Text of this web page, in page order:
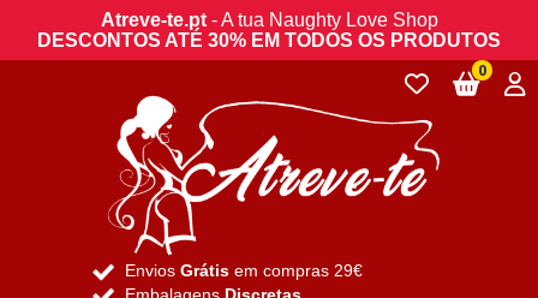
Atreve-te.pt- A tua Naughty Love Shop
DESCONTOS ATÉ 30% EM TODOS OS PRODUTOS
Envios Grátis em compras 29€
0